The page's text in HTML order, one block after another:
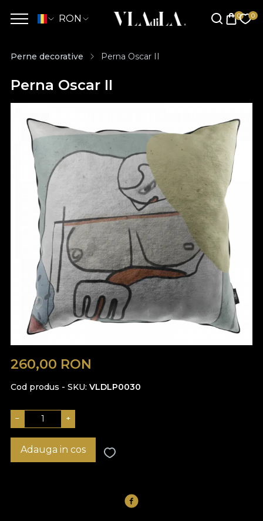
RON
Perne decorative Perna Oscar II
Perna Oscar II
260,00 RON
Cod produs - SKU VLDLP0030
− +
Adauga in cos